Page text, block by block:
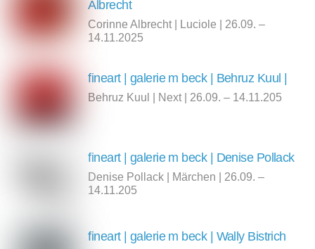
Albrecht
Corinne Albrecht | Luciole | 26.09. –
14.11.2025
fineart | galerie m beck | Behruz Kuul |
Behruz Kuul | Next | 26.09. – 14.11.205
fineart | galerie m beck | Denise Pollack
Denise Pollack | Märchen | 26.09. –
14.11.205
fineart | galerie m beck | Wally Bistrich